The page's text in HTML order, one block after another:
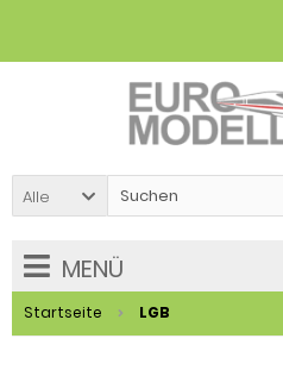
Alle
MENÜ
Startseite LGB